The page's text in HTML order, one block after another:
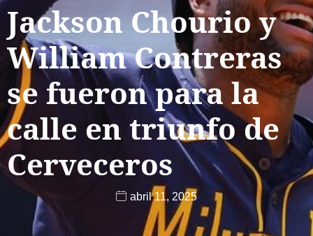
Jackson Chourio y
William Contreras
se fueron para la
calle en triunfo de
Cerveceros
abril 11, 2025